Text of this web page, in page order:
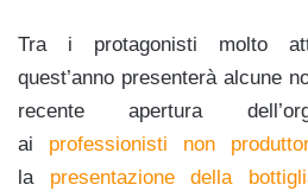
Tra i protagonisti molto
quest’anno presenterà alcune
recente apertura
ai professionisti non
la presentazione della